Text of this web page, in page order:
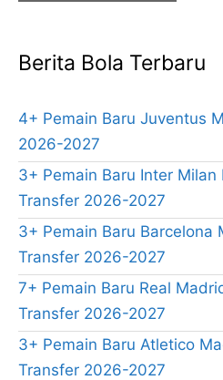
Berita Bola Terbaru
4+ Pemain Baru Juventus
2026-2027
3+ Pemain Baru Inter Milan
Transfer 2026-2027
3+ Pemain Baru Barcelona
Transfer 2026-2027
7+ Pemain Baru Real
Transfer 2026-2027
3+ Pemain Baru Atletico
Transfer 2026-2027